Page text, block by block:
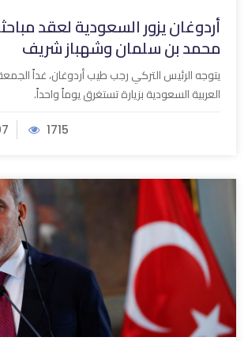
أردوغان يزور السعودية لعقد
محمد بن سلمان وشهباز شريف
يتوجه الرئيس التركي رجب طيب أردوغان، غداً
العربية السعودية بزيارة تستغرق يوماً واحداً.
1715